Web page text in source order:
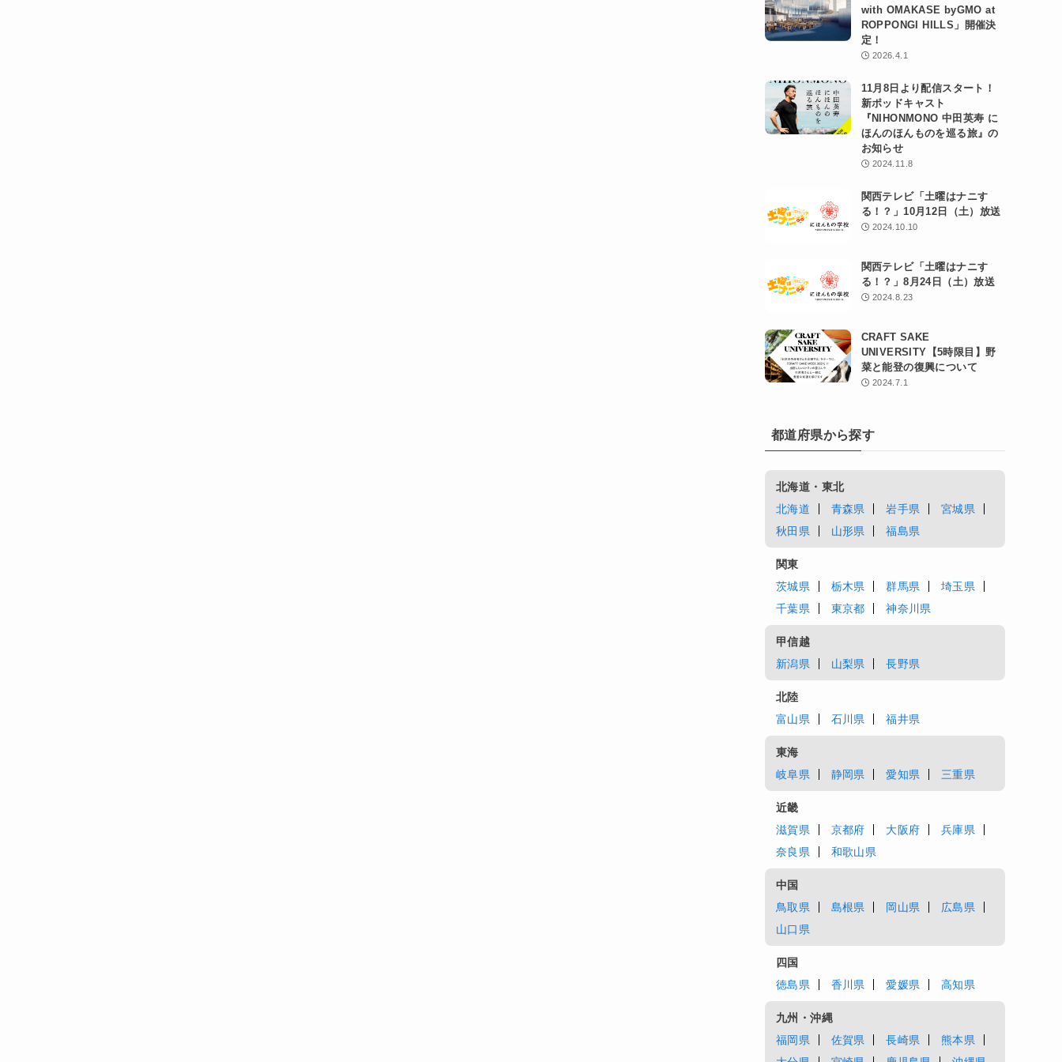
with OMAKASE byGMO at
ROPPONGI HILLS」開催決
定！
2026.4.1
11月8日より配信スタート！
新ポッドキャスト
『NIHONMONO 中田英寿 に
ほんのほんものを巡る旅』の
お知らせ
2024.11.8
関西テレビ「土曜はナニす
る！？」10月12日（土）放送
2024.10.10
関西テレビ「土曜はナニす
る！？」8月24日（土）放送
2024.8.23
CRAFT SAKE
UNIVERSITY【5時限目】野
菜と能登の復興について
2024.7.1
都道府県から探す
北海道・東北
北海道
青森県 岩手県
宮城県
秋田県
山形県 福島県
関東
茨城県
栃木県 群馬県
埼玉県
千葉県
東京都 神奈川県
甲信越
新潟県
山梨県 長野県
北陸
富山県
石川県 福井県
東海
岐阜県
静岡県 愛知県 三重県
近畿
滋賀県
京都府 大阪府
兵庫県
奈良県
和歌山県
中国
鳥取県
島根県 岡山県
広島県
山口県
四国
徳島県
香川県 愛媛県 高知県
九州・沖縄
福岡県
佐賀県 長崎県
熊本県